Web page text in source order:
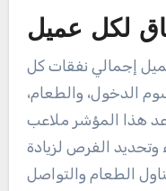
لكل عميل
إجمالي نفقات كل
الدخول، والطعام،
هذا المؤشر ملاعب
الفرص لزيادة
الطعام والتواصل